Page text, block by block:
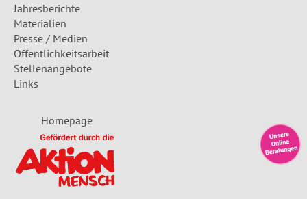
Jahresberichte
Materialien
Presse / Medien
Öffentlichkeitsarbeit
Stellenangebote
Links
Homepage